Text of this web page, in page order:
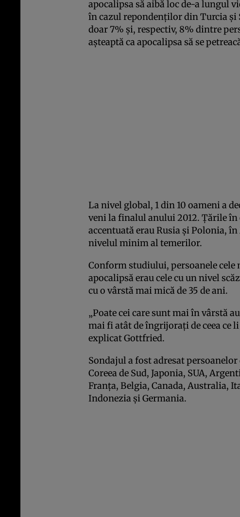
apocalipsa să aibă loc de-a lungul
în cazul repondenţilor din Turcia şi
doar 7% şi, respectiv, 8% dintre
aşteaptă ca apocalipsa să se
La nivel global, 1 din 10 oameni a
veni la finalul anului 2012. Ţările în
accentuată erau Rusia şi Polonia,
nivelul minim al temerilor.
Conform studiului, persoanele cele
apocalipsă erau cele cu un nivel
cu o vârstă mai mică de 35 de ani.
„Poate cei care sunt mai în vârstă
mai fi atât de îngrijoraţi de ceea ce
explicat Gottfried.
Sondajul a fost adresat
Coreea de Sud, Japonia, SUA,
Franţa, Belgia, Canada, Australia,
Indonezia şi Germania.